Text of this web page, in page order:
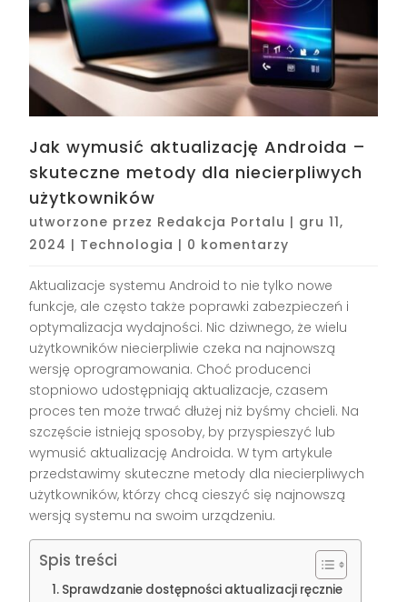
Jak wymusić aktualizację Androida –
skuteczne metody dla niecierpliwych
użytkowników
utworzone przez Redakcja Portalu | gru 11,
2024 | Technologia | 0 komentarzy
Aktualizacje systemu Android to nie tylko nowe
funkcje, ale często także poprawki zabezpieczeń i
optymalizacja wydajności. Nic dziwnego, że wielu
użytkowników niecierpliwie czeka na najnowszą
wersję oprogramowania. Choć producenci
stopniowo udostępniają aktualizacje, czasem
proces ten może trwać dłużej niż byśmy chcieli. Na
szczęście istnieją sposoby, by przyspieszyć lub
wymusić aktualizację Androida. W tym artykule
przedstawimy skuteczne metody dla niecierpliwych
użytkowników, którzy chcą cieszyć się najnowszą
wersją systemu na swoim urządzeniu.
Spis treści
Sprawdzanie dostępności aktualizacji ręcznie